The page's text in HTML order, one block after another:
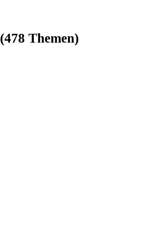
(478 Themen)